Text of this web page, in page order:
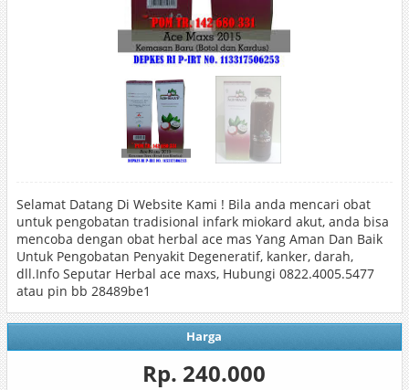
Selamat Datang Di Website Kami ! Bila anda mencari obat
untuk pengobatan tradisional infark miokard akut, anda bisa
mencoba dengan obat herbal ace mas Yang Aman Dan Baik
Untuk Pengobatan Penyakit Degeneratif, kanker, darah,
dll.Info Seputar Herbal ace maxs, Hubungi 0822.4005.5477
atau pin bb 28489be1
Harga
Rp. 240.000